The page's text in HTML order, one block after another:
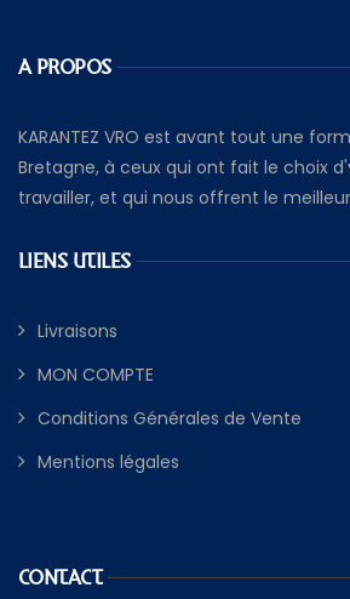
A PROPOS
KARANTEZ VRO est avant tout une
Bretagne, à ceux qui ont fait le choix
travailler, et qui nous offrent le
LIENS UTILES
Livraisons
MON COMPTE
Conditions Générales de Vente
Mentions légales
CONTACT